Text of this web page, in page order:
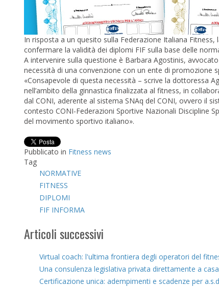
In risposta a un quesito sulla Federazione Italiana
confermare la validità dei diplomi FIF sulla base delle
A intervenire sulla questione è Barbara Agostinis,
necessità di una convenzione con un ente di promozione
«Consapevole di questa necessità – scrive la dottoressa
nell’ambito della ginnastica finalizzata al fitness, in
dal CONI, aderente al sistema SNAq del CONI, ovvero il
contesto CONI-Federazioni Sportive Nazionali Discipline
del movimento sportivo italiano».
Pubblicato in Fitness news
Tag
NORMATIVE
FITNESS
DIPLOMI
FIF INFORMA
Articoli successivi
Virtual coach: l'ultima frontiera degli operatori del
Una consulenza legislativa privata direttamente a
Certificazione unica: adempimenti e scadenze per